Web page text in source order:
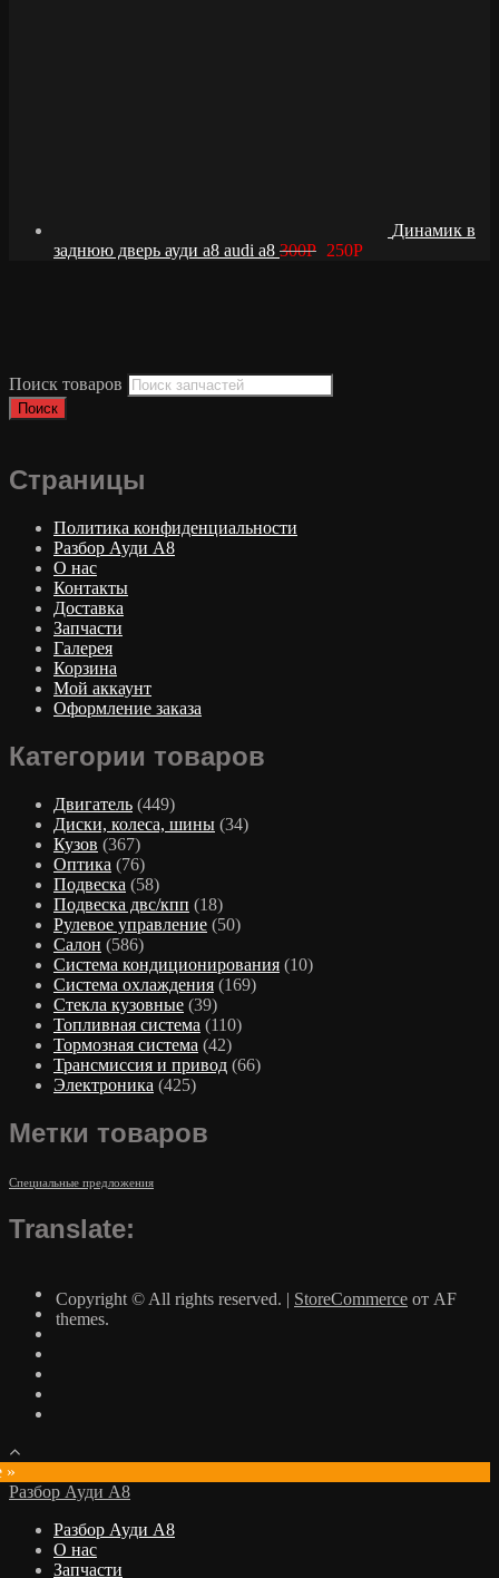
Динамик в
заднюю дверь ауди а8 audi a8 300Р 250Р
Поиск товаров
Поиск
Страницы
Политика конфиденциальности
Разбор Ауди А8
О нас
Контакты
Доставка
Запчасти
Галерея
Корзина
Мой аккаунт
Оформление заказа
Категории товаров
Двигатель (449)
Диски, колеса, шины (34)
Кузов (367)
Оптика (76)
Подвеска (58)
Подвеска двс/кпп (18)
Рулевое управление (50)
Салон (586)
Система кондиционирования (10)
Система охлаждения (169)
Стекла кузовные (39)
Топливная система (110)
Тормозная система (42)
Трансмиссия и привод (66)
Электроника (425)
Метки товаров
Специальные предложения
Translate:
Copyright © All rights reserved. | StoreCommerce от AF
themes.
»
Разбор Ауди А8
Разбор Ауди А8
О нас
Запчасти